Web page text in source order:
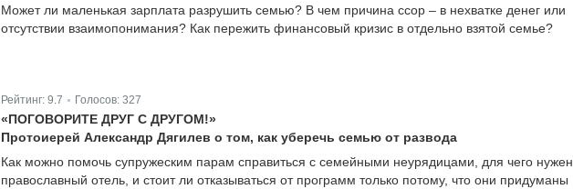
Может ли маленькая зарплата разрушить семью? В чем причина ссор – в нехватке денег или
отсутствии взаимопонимания? Как пережить финансовый кризис в отдельно взятой семье?
Рейтинг: 9.7 Голосов: 327
«ПОГОВОРИТЕ ДРУГ С ДРУГОМ!»
Протоиерей Александр Дягилев о том, как уберечь семью от развода
Как можно помочь супружеским парам справиться с семейными неурядицами, для чего нужен
православный отель, и стоит ли отказываться от программ только потому, что они придуманы